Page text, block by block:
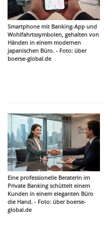
Smartphone mit Banking-App und
Wohlfahrtssymbolen, gehalten von
Händen in einem modernen
japanischen Büro. - Foto: über
boerse-global.de
Eine professionelle Beraterin im
Private Banking schüttelt einem
Kunden in einem eleganten Büro
die Hand. - Foto: über boerse-
global.de